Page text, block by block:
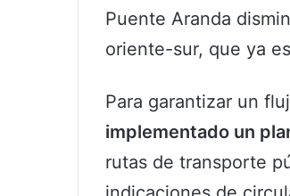
Puente Aranda
oriente-sur, que ya
Para garantizar un
implementado un
rutas de transporte